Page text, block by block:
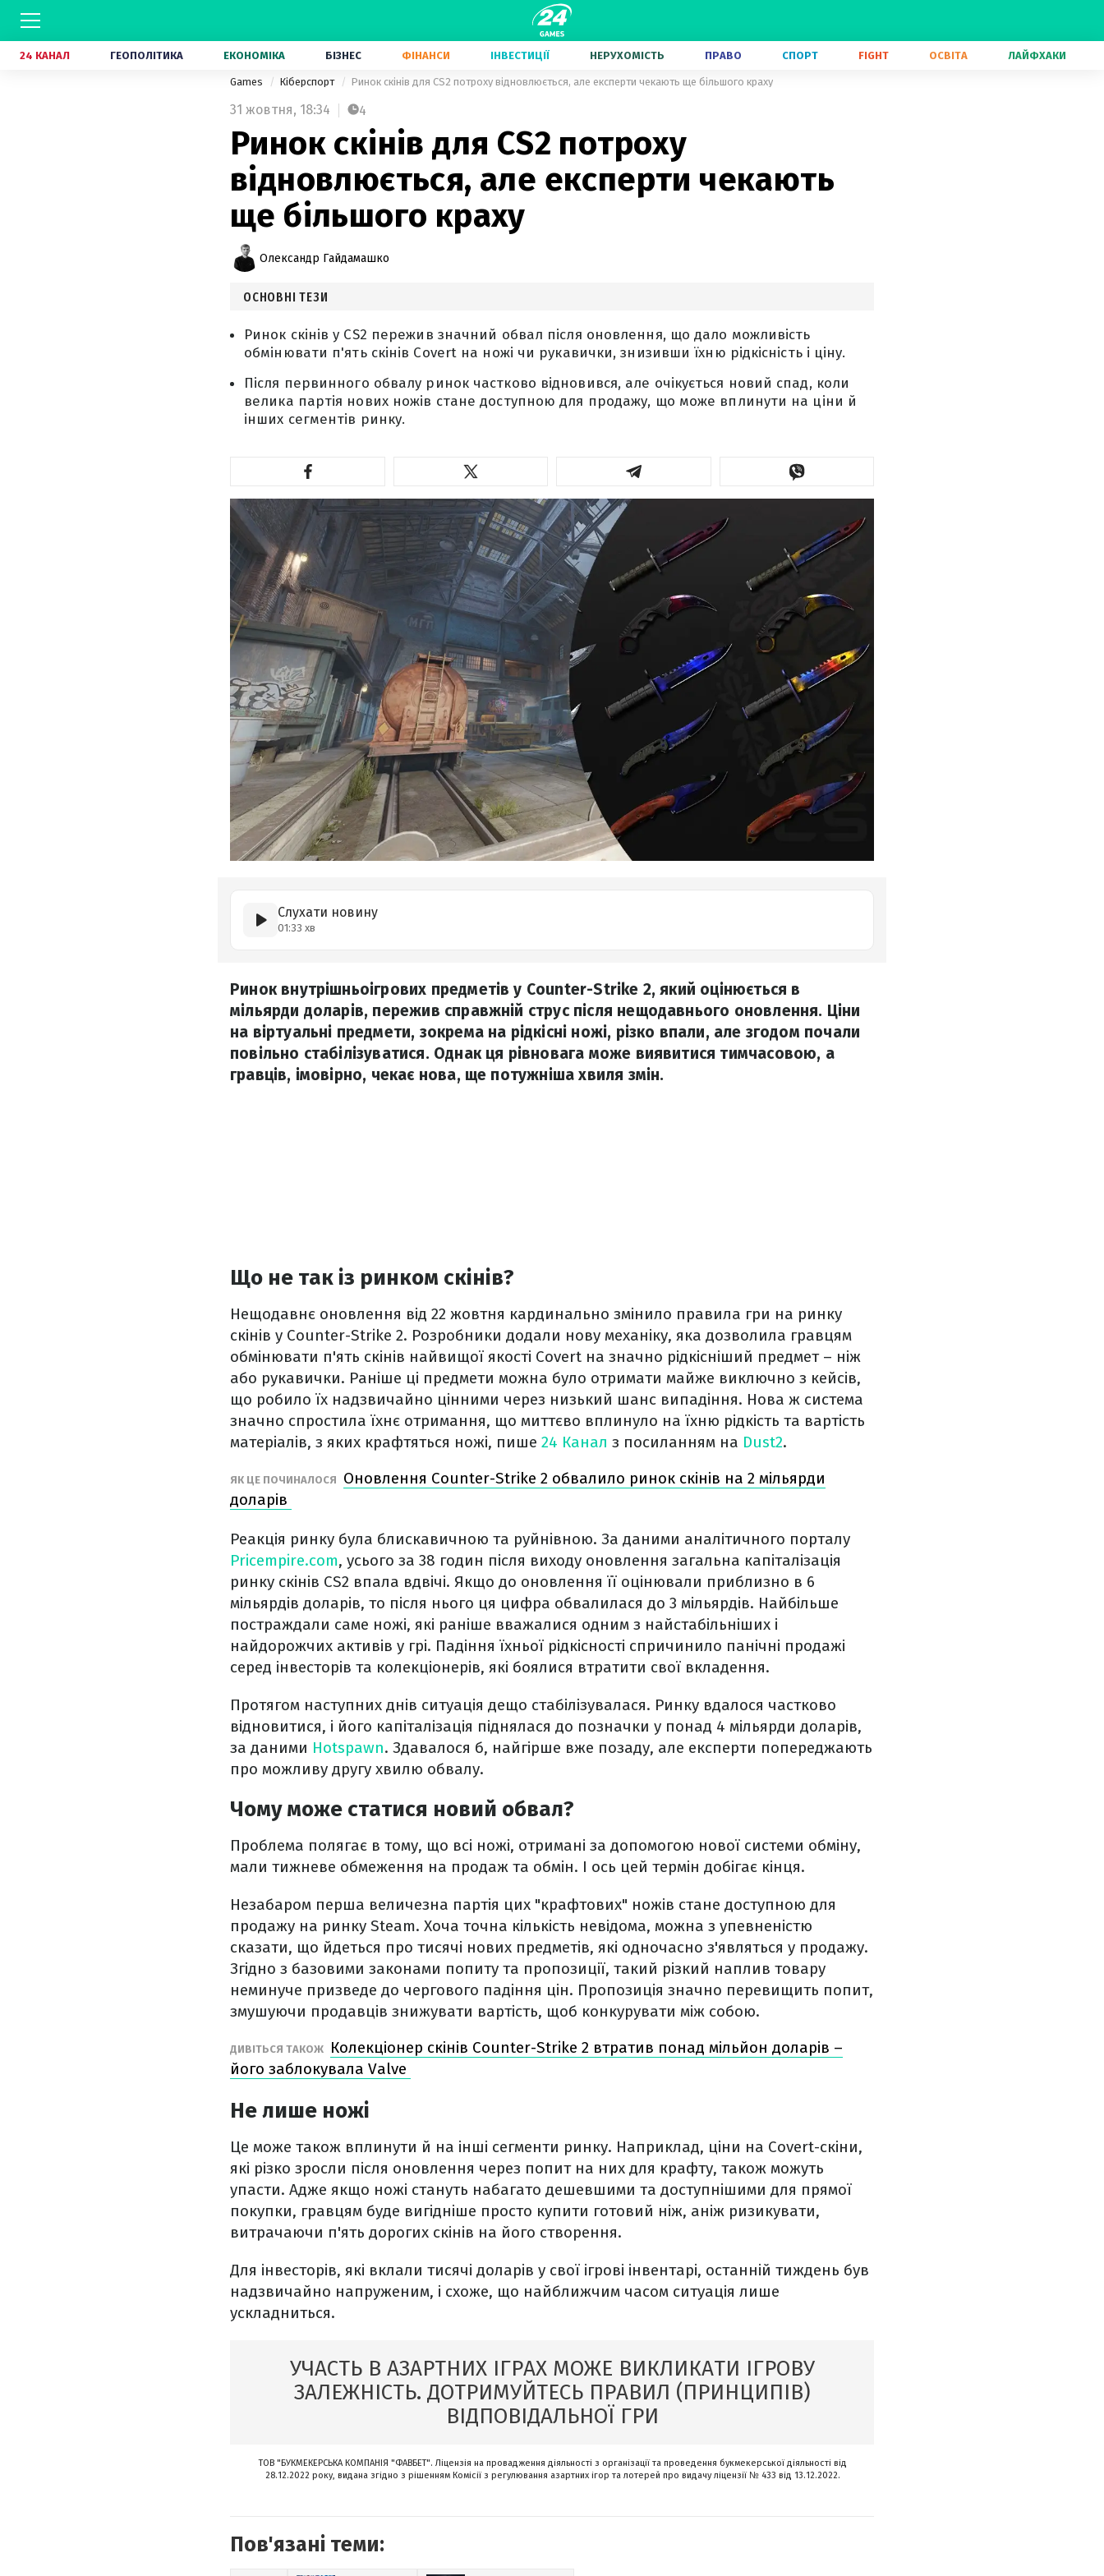
24 КАНАЛ ГЕОПОЛІТИКА ЕКОНОМІКА БІЗНЕС ФІНАНСИ ІНВЕСТИЦІЇ НЕРУХОМІСТЬ ПРАВО СПОРТ FIGHT ОСВІТА ЛАЙФХАКИ
Games Кіберспорт Ринок скінів для CS2 потроху відновлюється, але експерти чекають ще більшого краху
31 жовтня, 18:34 4
Ринок скінів для CS2 потроху
відновлюється, але експерти чекають
ще більшого краху
Олександр Гайдамашко
ОСНОВНІ ТЕЗИ
Ринок скінів у CS2 пережив значний обвал після оновлення, що дало можливість
обмінювати п'ять скінів Covert на ножі чи рукавички, знизивши їхню рідкісність і ціну.
Після первинного обвалу ринок частково відновився, але очікується новий спад, коли
велика партія нових ножів стане доступною для продажу, що може вплинути на ціни й
інших сегментів ринку.
Слухати новину
01:33 хв
Ринок внутрішньоігрових предметів у Counter-Strike 2, який оцінюється в
мільярди доларів, пережив справжній струс після нещодавнього оновлення. Ціни
на віртуальні предмети, зокрема на рідкісні ножі, різко впали, але згодом почали
повільно стабілізуватися. Однак ця рівновага може виявитися тимчасовою, а
гравців, імовірно, чекає нова, ще потужніша хвиля змін.
Що не так із ринком скінів?
Нещодавнє оновлення від 22 жовтня кардинально змінило правила гри на ринку
скінів у Counter-Strike 2. Розробники додали нову механіку, яка дозволила гравцям
обмінювати п'ять скінів найвищої якості Covert на значно рідкісніший предмет – ніж
або рукавички. Раніше ці предмети можна було отримати майже виключно з кейсів,
що робило їх надзвичайно цінними через низький шанс випадіння. Нова ж система
значно спростила їхнє отримання, що миттєво вплинуло на їхню рідкість та вартість
матеріалів, з яких крафтяться ножі, пише 24 Канал з посиланням на Dust2.
ЯК ЦЕ ПОЧИНАЛОСЯ
Оновлення Counter-Strike 2 обвалило ринок скінів на 2 мільярди
доларів
Реакція ринку була блискавичною та руйнівною. За даними аналітичного порталу
Pricempire.com, усього за 38 годин після виходу оновлення загальна капіталізація
ринку скінів CS2 впала вдвічі. Якщо до оновлення її оцінювали приблизно в 6
мільярдів доларів, то після нього ця цифра обвалилася до 3 мільярдів. Найбільше
постраждали саме ножі, які раніше вважалися одним з найстабільніших і
найдорожчих активів у грі. Падіння їхньої рідкісності спричинило панічні продажі
серед інвесторів та колекціонерів, які боялися втратити свої вкладення.
Протягом наступних днів ситуація дещо стабілізувалася. Ринку вдалося частково
відновитися, і його капіталізація піднялася до позначки у понад 4 мільярди доларів,
за даними Hotspawn. Здавалося б, найгірше вже позаду, але експерти попереджають
про можливу другу хвилю обвалу.
Чому може статися новий обвал?
Проблема полягає в тому, що всі ножі, отримані за допомогою нової системи обміну,
мали тижневе обмеження на продаж та обмін. І ось цей термін добігає кінця.​
Незабаром перша величезна партія цих "крафтових" ножів стане доступною для
продажу на ринку Steam. Хоча точна кількість невідома, можна з упевненістю
сказати, що йдеться про тисячі нових предметів, які одночасно з'являться у продажу.
Згідно з базовими законами попиту та пропозиції, такий різкий наплив товару
неминуче призведе до чергового падіння цін. Пропозиція значно перевищить попит,
змушуючи продавців знижувати вартість, щоб конкурувати між собою.
ДИВІТЬСЯ ТАКОЖ
Колекціонер скінів Counter-Strike 2 втратив понад мільйон доларів –
його заблокувала Valve
Не лише ножі
Це може також вплинути й на інші сегменти ринку. Наприклад, ціни на Covert-скіни,
які різко зросли після оновлення через попит на них для крафту, також можуть
упасти. Адже якщо ножі стануть набагато дешевшими та доступнішими для прямої
покупки, гравцям буде вигідніше просто купити готовий ніж, аніж ризикувати,
витрачаючи п'ять дорогих скінів на його створення.
Для інвесторів, які вклали тисячі доларів у свої ігрові інвентарі, останній тиждень був
надзвичайно напруженим, і схоже, що найближчим часом ситуація лише
ускладниться.
УЧАСТЬ В АЗАРТНИХ ІГРАХ МОЖЕ ВИКЛИКАТИ ІГРОВУ
ЗАЛЕЖНІСТЬ. ДОТРИМУЙТЕСЬ ПРАВИЛ (ПРИНЦИПІВ)
ВІДПОВІДАЛЬНОЇ ГРИ
ТОВ "БУКМЕКЕРСЬКА КОМПАНІЯ "ФАВБЕТ". Ліцензія на провадження діяльності з організації та проведення букмекерської діяльності від
28.12.2022 року, видана згідно з рішенням Комісії з регулювання азартних ігор та лотерей про видачу ліцензії № 433 від 13.12.2022.
Пов'язані теми: